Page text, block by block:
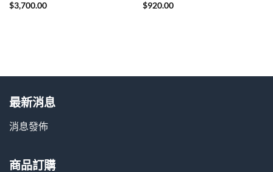
$3,700.00
$920.00
最新消息
消息發佈
商品訂購